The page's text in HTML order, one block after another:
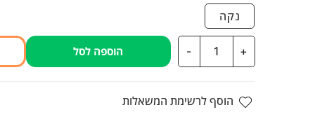
נקה
+
למטבח
כפרי
- הוספה לסל
הוסף לרשימת המשאלות